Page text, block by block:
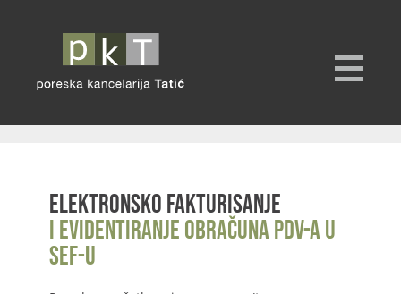
Elektronsko fakturisanje
i evidentiranje obračuna PDV-a u
SEF-u